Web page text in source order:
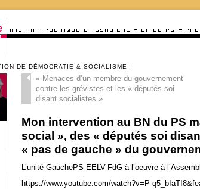
DE DÉMOCRATIE & SOCIALISME
«Menaces d’un membre du gouvernement
contre les grévistes et les « députés soi
disant socialistes »
Mon intervention au BN du PS
social », des « députés soi
« pas de gauche » du
L’unité GauchePS-EELV-FdG à l’oeuvre à
https://www.youtube.com/watch?v=P-